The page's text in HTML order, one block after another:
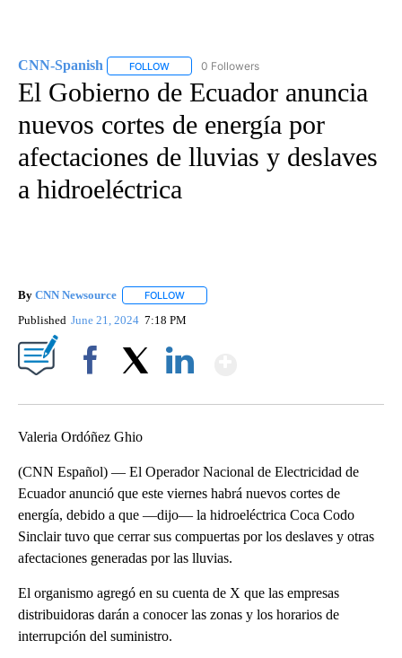
CNN-Spanish FOLLOW FOLLOW "CNN-SPANISH" TO RECEIVE
0 Followers
El Gobierno de Ecuador anuncia
nuevos cortes de energía por
afectaciones de lluvias y deslaves
a hidroeléctrica
By CNN Newsource FOLLOW
Published June 21, 2024 7:18 PM
Valeria Ordóñez Ghio
(CNN Español) — El Operador Nacional de Electricidad de
Ecuador anunció que este viernes habrá nuevos cortes de
energía, debido a que —dijo— la hidroeléctrica Coca Codo
Sinclair tuvo que cerrar sus compuertas por los deslaves y otras
afectaciones generadas por las lluvias.
El organismo agregó en su cuenta de X que las empresas
distribuidoras darán a conocer las zonas y los horarios de
interrupción del suministro.